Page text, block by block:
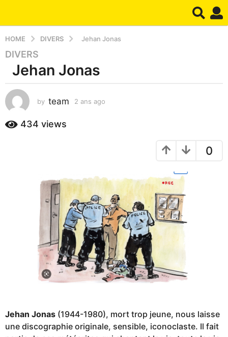
HOME DIVERS Jehan Jonas
2
s
a
o
DIVERS
Jehan Jonas
by team 2 ans ago
434 views
0
Jehan Jonas (1944-1980), mort trop jeune, nous laisse
une discographie originale, sensible, iconoclaste. Il fait